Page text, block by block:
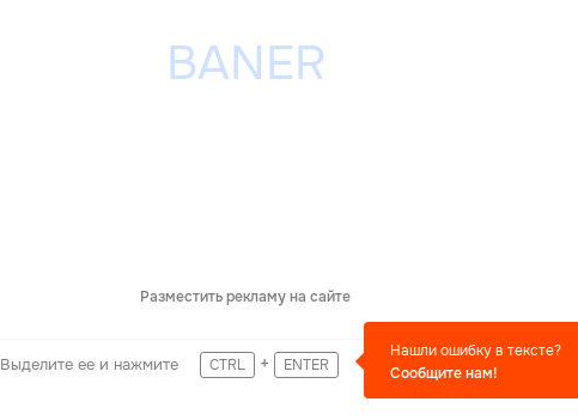
Разместить рекламу на сайте
Выделите ее и нажмите CTRL + ENTER
Нашли ошибку в тексте?
Сообщите нам!